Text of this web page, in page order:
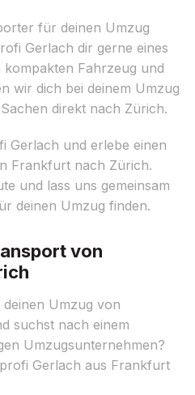
für deinen Umzug
Gerlach dir gerne eines
Fahrzeug und
wir dich bei deinem Umzug
direkt nach Zürich.
Gerlach und erlebe einen
Frankfurt nach Zürich.
und lass uns gemeinsam
deinen Umzug finden.
von
Umzug von
suchst nach einem
Umzugsunternehmen?
Gerlach aus Frankfurt